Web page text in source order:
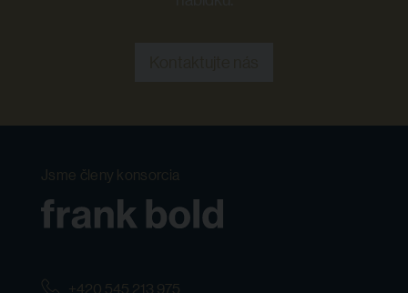
Jsme členy konsorcia
+420 545 213 975